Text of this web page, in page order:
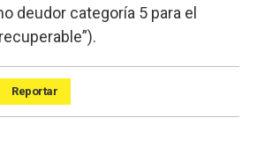
deudor categoría 5 para el
Reportar